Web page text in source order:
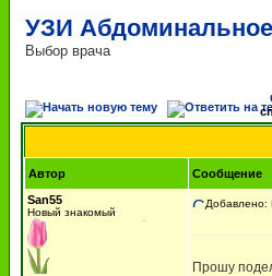
УЗИ Абдоминальное
Выбор врача
Автор
Сообщение
San55
Новый знакомый
Добавлено:
Прошу